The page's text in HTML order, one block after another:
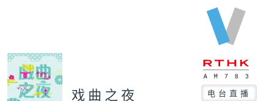
戏曲之夜 电台直播